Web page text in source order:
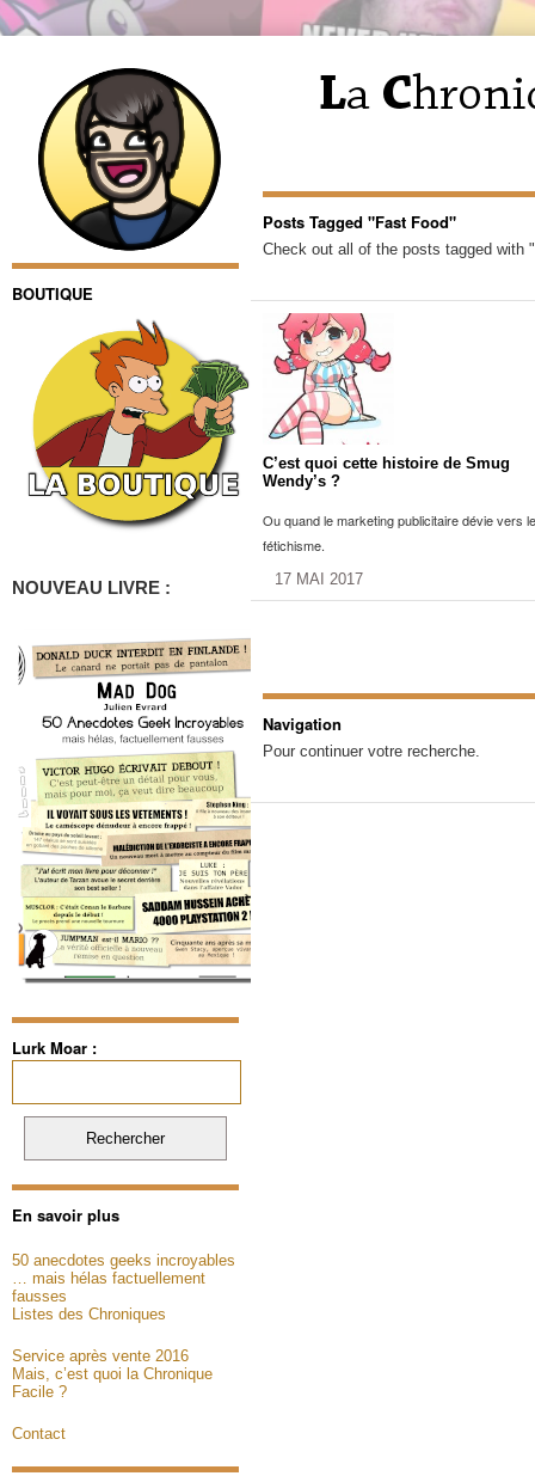
BOUTIQUE
NOUVEAU LIVRE :
Lurk Moar :
En savoir plus
50 anecdotes geeks incroyables
… mais hélas factuellement
fausses
Listes des Chroniques
Service après vente 2016
Mais, c’est quoi la Chronique
Facile ?
Contact
Posts Tagged "Fast Food"
Check out all of the posts tagged with
C’est quoi cette histoire de Smug
Wendy’s ?
Ou quand le marketing publicitaire dévie vers le
fétichisme.
17 MAI 2017
Navigation
Pour continuer votre recherche.